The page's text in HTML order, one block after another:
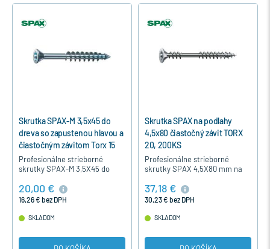
Skrutka SPAX-M 3,5x45 do
dreva so zapustenou hlavou a
čiastočným závitom Torx 15
Profesionálne strieborné
skrutky SPAX-M 3,5X45 do
čiastočným závitom,
strieborné modrý pozink,
20,00 €
16,26 € bez DPH
SKLADOM
Skrutka SPAX na podlahy
4,5x80 čiastočný závit TORX
20, 200KS
Profesionálne strieborné
skrutky SPAX 4,5X80 mm na
OSB dosiek s Torx hviezdicovou
zapustenou hlavou a…
37,18 €
30,23 € bez DPH
SKLADOM